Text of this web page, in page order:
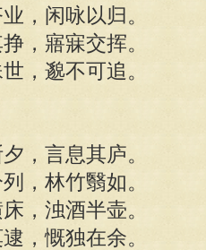
，闲咏以归。
，寤寐交挥。
，邈不可追。
，言息其庐。
，林竹翳如。
，浊酒半壶。
，慨独在余。